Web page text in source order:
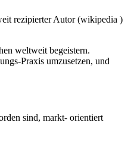
rezipierter Autor (wikipedia )
weltweit begeistern.
Praxis umzusetzen, und
sind, markt- orientiert